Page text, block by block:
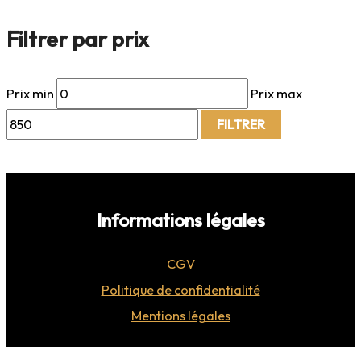
Filtrer par prix
Prix min
Prix max
FILTRER
Informations légales
CGV
Politique de confidentialité
Mentions légales